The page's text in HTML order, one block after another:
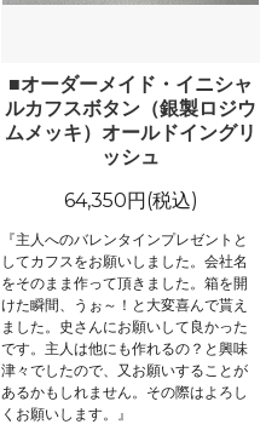
■オーダーメイド・イニシャ
ルカフスボタン（銀製ロジウ
ムメッキ）オールドイングリ
ッシュ
64,350円(税込)
『主人へのバレンタインプレゼントと
してカフスをお願いしました。会社名
をそのまま作って頂きました。箱を開
けた瞬間、うぉ～！と大変喜んで貰え
ました。史さんにお願いして良かった
です。主人は他にも作れるの？と興味
津々でしたので、又お願いすることが
あるかもしれません。その際はよろし
くお願いします。』